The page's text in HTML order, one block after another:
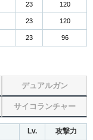
23 120
23 120
23 96
デュアルガン
サイコランチャー
Lv. 攻撃力